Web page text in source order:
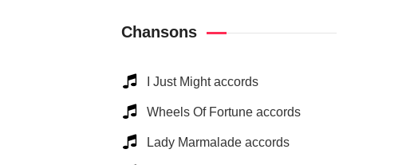
Chansons
I Just Might accords
Wheels Of Fortune accords
Lady Marmalade accords